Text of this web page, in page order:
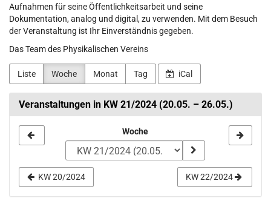
Aufnahmen für seine Öffentlichkeitsarbeit und seine
Dokumentation, analog und digital, zu verwenden. Mit dem Besuch
der Veranstaltung ist Ihr Einverständnis gegeben.
Das Team des Physikalischen Vereins
Liste Woche Monat Tag iCal
Veranstaltungen in KW 21/2024 (20.05. – 26.05.)
zur
Anzeige
auswählen
Woche
KW 20/2024 KW 22/2024